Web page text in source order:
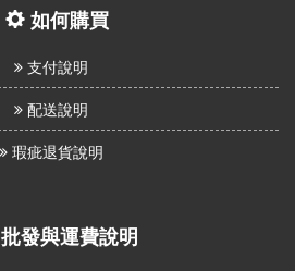
如何購買
支付說明
配送說明
瑕疵退貨說明
批發與運費說明